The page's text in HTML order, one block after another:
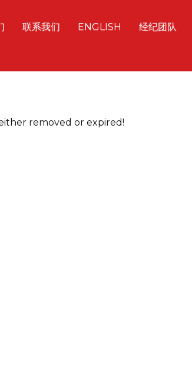
联系我们 ENGLISH 经纪团队
removed or expired!